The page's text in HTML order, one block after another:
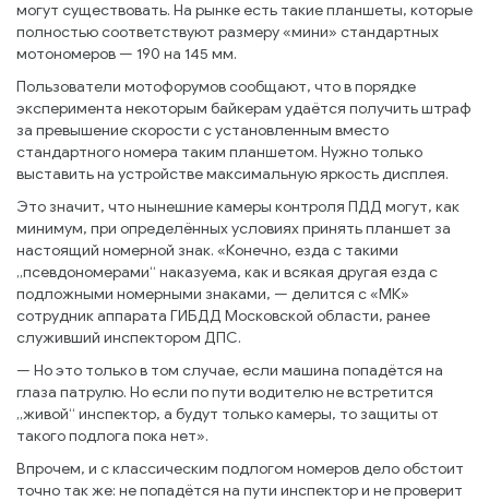
могут существовать. На рынке есть такие планшеты, которые
полностью соответствуют размеру «мини» стандартных
мотономеров — 190 на 145 мм.
Пользователи мотофорумов сообщают, что в порядке
эксперимента некоторым байкерам удаётся получить штраф
за превышение скорости с установленным вместо
стандартного номера таким планшетом. Нужно только
выставить на устройстве максимальную яркость дисплея.
Это значит, что нынешние камеры контроля ПДД могут, как
минимум, при определённых условиях принять планшет за
настоящий номерной знак. «Конечно, езда с такими
„псевдономерами“ наказуема, как и всякая другая езда с
подложными номерными знаками, — делится с «МК»
сотрудник аппарата ГИБДД Московской области, ранее
служивший инспектором ДПС.
— Но это только в том случае, если машина попадётся на
глаза патрулю. Но если по пути водителю не встретится
„живой“ инспектор, а будут только камеры, то защиты от
такого подлога пока нет».
Впрочем, и с классическим подлогом номеров дело обстоит
точно так же: не попадётся на пути инспектор и не проверит